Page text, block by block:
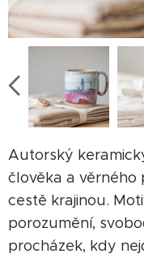
Autorský
člověka a věrného
cestě krajinou.
porozumění,
procházek, kdy